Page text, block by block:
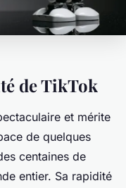
de TikTok
et mérite
de quelques
centaines de
entier. Sa rapidité